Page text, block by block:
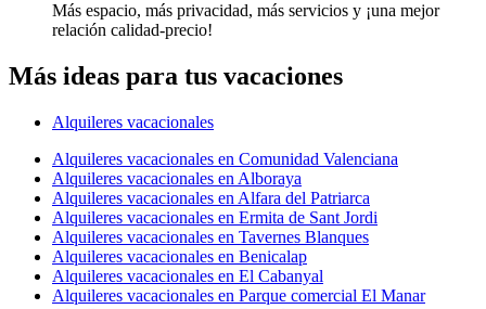
Más espacio, más privacidad, más servicios y ¡una mejor
relación calidad-precio!
Más ideas para tus vacaciones
Alquileres vacacionales
Alquileres vacacionales en Comunidad Valenciana
Alquileres vacacionales en Alboraya
Alquileres vacacionales en Alfara del Patriarca
Alquileres vacacionales en Ermita de Sant Jordi
Alquileres vacacionales en Tavernes Blanques
Alquileres vacacionales en Benicalap
Alquileres vacacionales en El Cabanyal
Alquileres vacacionales en Parque comercial El Manar